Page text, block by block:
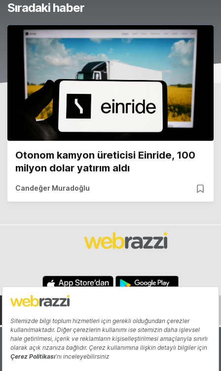
Sıradaki haber
Otonom kamyon üreticisi Einride, 100
milyon dolar yatırım aldı
Candeğer Muradoğlu
Hakkında Yazarlar